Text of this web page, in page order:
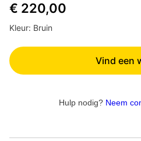
€ 220,00
Kleur: Bruin
Vind een
Hulp nodig? Neem